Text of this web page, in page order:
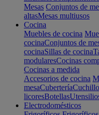
Mesas Conjuntos de
altasMesas multiusos
Cocina
Muebles de cocina
cocinaConjuntos de
cocinaSillas de cocina
modularesCocinas
Cocinas a medida
Accesorios de cocina
mesaCubertería
licoresBotellas
Electrodomésticos